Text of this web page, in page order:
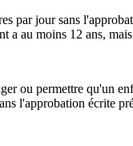
par jour sans
a au moins 12 ans,
ou permettre qu'un
l'approbation écrite